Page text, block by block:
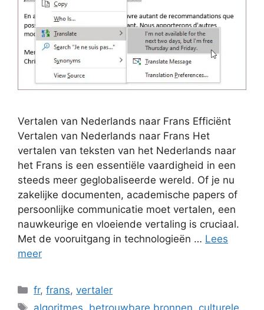
Vertalen van Nederlands naar Frans Efficiënt
Vertalen van Nederlands naar Frans Het
vertalen van teksten van het Nederlands naar
het Frans is een essentiële vaardigheid in een
steeds meer geglobaliseerde wereld. Of je nu
zakelijke documenten, academische papers of
persoonlijke communicatie moet vertalen, een
nauwkeurige en vloeiende vertaling is cruciaal.
Met de vooruitgang in technologieën … Lees
meer
Categorieën
fr,frans,vertaler
Tags